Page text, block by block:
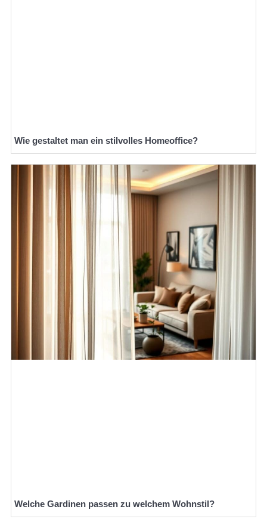
Wie gestaltet man ein stilvolles Homeoffice?
Welche Gardinen passen zu welchem Wohnstil?